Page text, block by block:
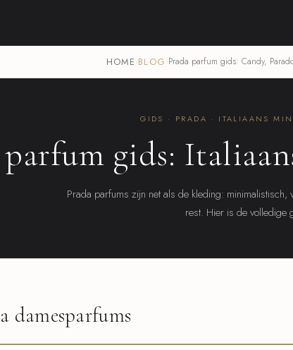
HOME›BLOG›Prada parfum gids: Candy,
GIDS · PRADA · ITALIAANS
parfum gids:
Prada parfums zijn net als de kleding:
rest. Hier is de volledige
damesparfums